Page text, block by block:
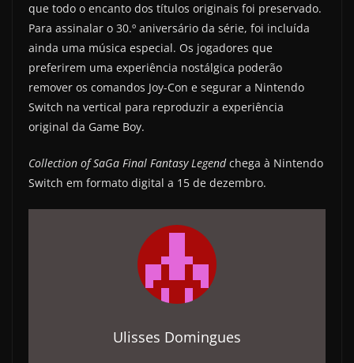
que todo o encanto dos títulos originais foi preservado.
Para assinalar o 30.º aniversário da série, foi incluída
ainda uma música especial. Os jogadores que
preferirem uma experiência nostálgica poderão
remover os comandos Joy-Con e segurar a Nintendo
Switch na vertical para reproduzir a experiência
original da Game Boy.
Collection of SaGa Final Fantasy Legendchega à Nintendo
Switch em formato digital a 15 de dezembro.
Ulisses Domingues